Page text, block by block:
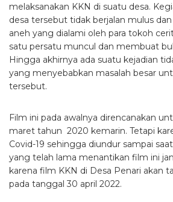
melaksanakan KKN di suatu desa.
desa tersebut tidak berjalan mulus
aneh yang dialami oleh para tokoh
satu persatu muncul dan membuat
Hingga akhirnya ada suatu kejadian
yang menyebabkan masalah besar
tersebut.
Film ini pada awalnya direncanakan
maret tahun 2020 kemarin. Tetapi
Covid-19 sehingga diundur sampai
yang telah lama menantikan film ini
karena film KKN di Desa Penari akan
pada tanggal 30 april 2022.